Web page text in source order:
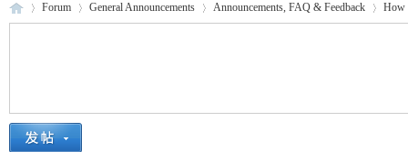
Forum General Announcements Announcements, FAQ & Feedback How